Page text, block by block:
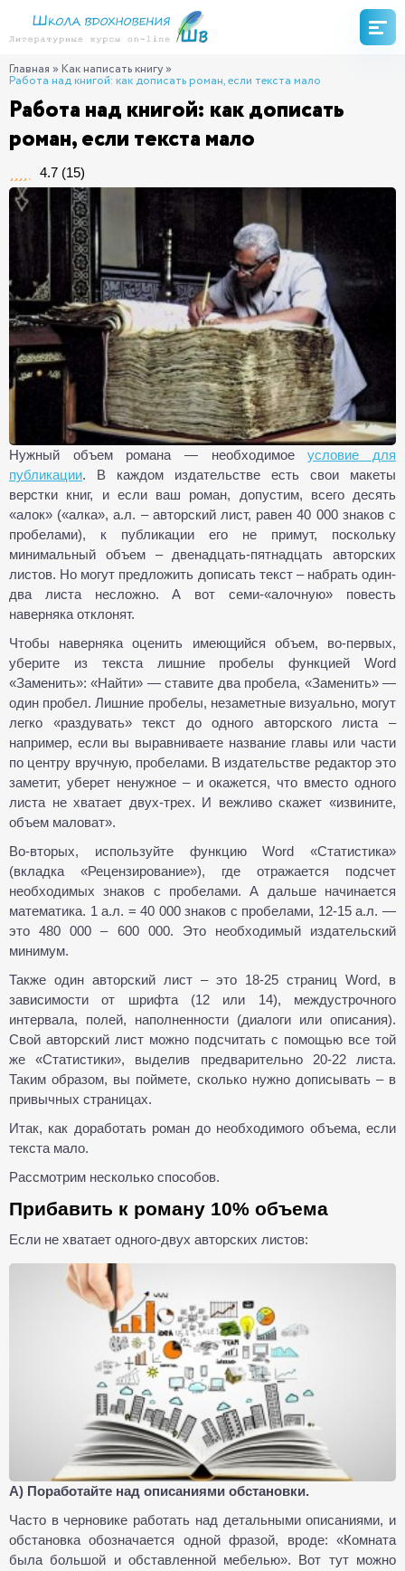
Главная » Как написать книгу »
Работа над книгой: как дописать роман, если текста мало
Работа над книгой: как дописать
роман, если текста мало
4.7 (15)
Нужный объем романа — необходимоеусловие для
публикации. В каждом издательстве есть свои макеты
верстки книг, и если ваш роман, допустим, всего десять
«алок» («алка», а.л. – авторский лист, равен 40 000 знаков с
пробелами), к публикации его не примут, поскольку
минимальный объем – двенадцать-пятнадцать авторских
листов. Но могут предложить дописать текст – набрать один-
два листа несложно. А вот семи-«алочную» повесть
наверняка отклонят.
Чтобы наверняка оценить имеющийся объем, во-первых,
уберите из текста лишние пробелы функцией Word
«Заменить»: «Найти» — ставите два пробела, «Заменить» —
один пробел. Лишние пробелы, незаметные визуально, могут
легко «раздувать» текст до одного авторского листа –
например, если вы выравниваете название главы или части
по центру вручную, пробелами. В издательстве редактор это
заметит, уберет ненужное – и окажется, что вместо одного
листа не хватает двух-трех. И вежливо скажет «извините,
объем маловат».
Во-вторых, используйте функцию Word «Статистика»
(вкладка «Рецензирование»), где отражается подсчет
необходимых знаков с пробелами. А дальше начинается
математика. 1 а.л. = 40 000 знаков с пробелами, 12-15 а.л. —
это 480 000 – 600 000. Это необходимый издательский
минимум.
Также один авторский лист – это 18-25 страниц Word, в
зависимости от шрифта (12 или 14), междустрочного
интервала, полей, наполненности (диалоги или описания).
Свой авторский лист можно подсчитать с помощью все той
же «Статистики», выделив предварительно 20-22 листа.
Таким образом, вы поймете, сколько нужно дописывать – в
привычных страницах.
Итак, как доработать роман до необходимого объема, если
текста мало.
Рассмотрим несколько способов.
Прибавить к роману 10% объема
Если не хватает одного-двух авторских листов:
А) Поработайте над описаниями обстановки.
Часто в черновике работать над детальными описаниями, и
обстановка обозначается одной фразой, вроде: «Комната
была большой и обставленной мебелью». Вот тут можно